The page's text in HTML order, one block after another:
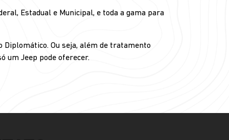
Estadual e Municipal, e toda a gama para
Ou seja, além de tratamento
um Jeep pode oferecer.